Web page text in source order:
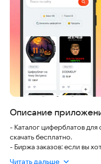
Описание
- Каталог циферблатов
скачать бесплатно.
- Биржа заказов: если вы
Читать дальше